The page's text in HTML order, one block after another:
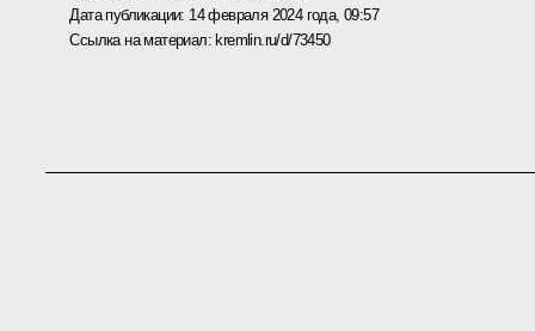
Дата публикации: 14 февраля 2024 года, 09:57
Ссылка на материал: kremlin.ru/d/73450